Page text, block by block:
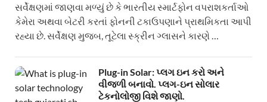
સર્વેક્ષણમાં જાણવા મળ્યું છે કે ભારતીય સ્માર્ટફોન વપરાશકર્તાઓ
કેમેરા અથવા બેટરી કરતાં ફોનની ટકાઉપણાને પ્રાથમિકતા આપી
રહ્યા છે. સર્વેક્ષણ મુજબ, તૂટેલા સ્ક્રીન ગ્લાસને કારણે …
Plug-in Solar: પ્લગ ઇન કરો અને
વીજળી બનાવો. પ્લગ-ઇન સોલાર
ટેકનોલોજી વિશે જાણો.